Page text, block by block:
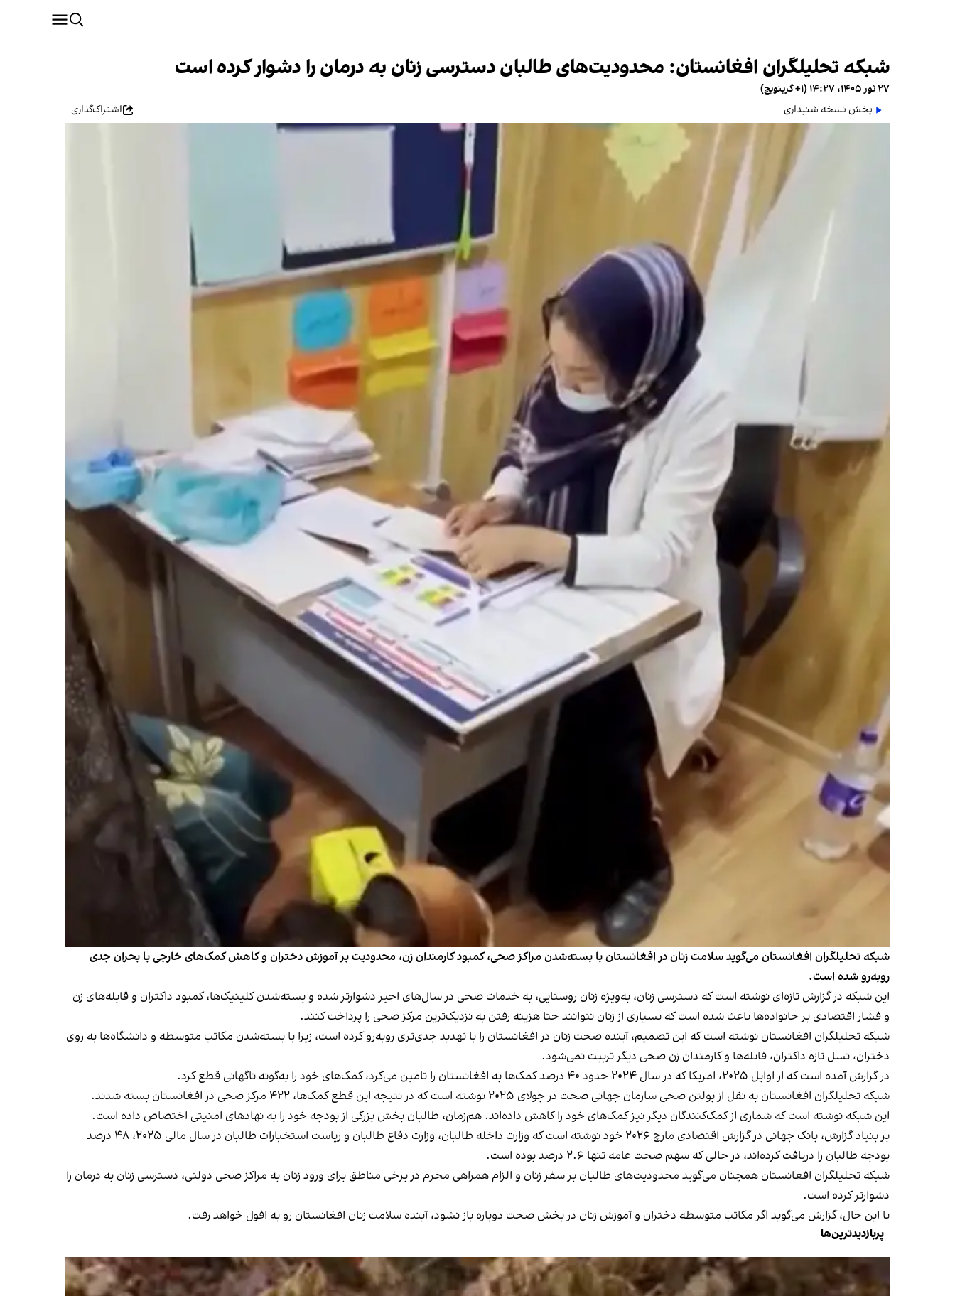
شبکه تحلیلگران افغانستان: محدودیت‌های طالبان دسترسی زنان به درمان را دشوار کرده است
۲۷ ثور ۱۴۰۵، ۱۴:۲۷ (‎+۱ گرینویچ)
پخش نسخه شنیداری
اشتراک‌گذاری
شبکه تحلیلگران افغانستان می‌گوید سلامت زنان در افغانستان با بسته‌شدن مراکز صحی، کمبود کارمندان زن، محدودیت بر آموزش دختران و کاهش کمک‌های خارجی با بحران جدی
روبه‌رو شده است.
این شبکه در گزارش تازه‌ای نوشته است که دسترسی زنان، به‌ویژه زنان روستایی، به خدمات صحی در سال‌های اخیر دشوارتر شده و بسته‌شدن کلینیک‌ها، کمبود داکتران و قابله‌های زن
و فشار اقتصادی بر خانواده‌ها باعث شده است که بسیاری از زنان نتوانند حتا هزینه رفتن به نزدیک‌ترین مرکز صحی را پرداخت کنند.
شبکه تحلیلگران افغانستان نوشته است که این تصمیم، آینده صحت زنان در افغانستان را با تهدید جدی‌تری روبه‌رو کرده است، زیرا با بسته‌شدن مکاتب متوسطه و دانشگاه‌ها به روی
دختران، نسل تازه داکتران، قابله‌ها و کارمندان زن صحی دیگر تربیت نمی‌شود.
در گزارش آمده است که از اوایل ۲۰۲۵، امریکا که در سال ۲۰۲۴ حدود ۴۰ درصد کمک‌ها به افغانستان را تامین می‌کرد، کمک‌های خود را به‌گونه ناگهانی قطع کرد.
شبکه تحلیلگران افغانستان به نقل از بولتن صحی سازمان جهانی صحت در جولای ۲۰۲۵ نوشته است که در نتیجه این قطع کمک‌ها، ۴۲۲ مرکز صحی در افغانستان بسته شدند.
این شبکه نوشته است که شماری از کمک‌کنندگان دیگر نیز کمک‌های خود را کاهش داده‌اند. هم‌زمان، طالبان بخش بزرگی از بودجه خود را به نهادهای امنیتی اختصاص داده است.
بر بنیاد گزارش، بانک جهانی در گزارش اقتصادی مارچ ۲۰۲۶ خود نوشته است که وزارت داخله طالبان، وزارت دفاع طالبان و ریاست استخبارات طالبان در سال مالی ۲۰۲۵، ۴۸ درصد
بودجه طالبان را دریافت کرده‌اند، در حالی که سهم صحت عامه تنها ۲.۶ درصد بوده است.
شبکه تحلیلگران افغانستان همچنان می‌گوید محدودیت‌های طالبان بر سفر زنان و الزام همراهی محرم در برخی مناطق برای ورود زنان به مراکز صحی دولتی، دسترسی زنان به درمان را
دشوارتر کرده است.
با این حال، گزارش می‌گوید اگر مکاتب متوسطه دختران و آموزش زنان در بخش صحت دوباره باز نشود، آینده سلامت زنان افغانستان رو به افول خواهد رفت.
پربازدیدترین‌ها